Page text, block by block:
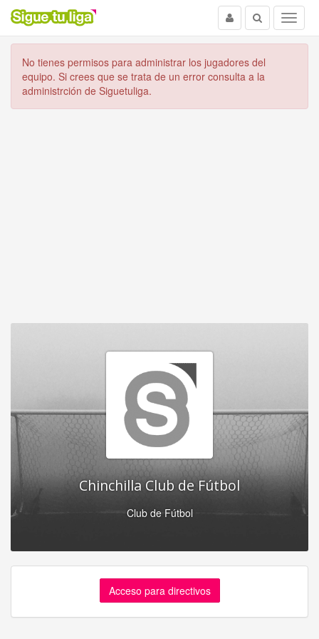
Menu
Buscar
Usuario
No tienes permisos para administrar los jugadores del
equipo. Si crees que se trata de un error consulta a la
administrción de Siguetuliga.
Chinchilla Club de Fútbol
Club de Fútbol
Acceso para directivos